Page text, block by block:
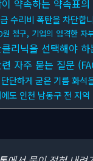
약속하는 약속표
수리비 폭탄을 차단합
청구, 기업의 엄격한 자
리닉을 선택해야 하
자주 묻는 질문
단하게 굳은 기름 화석
도 인천 남동구 전 지